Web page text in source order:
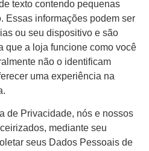
texto contendo pequenas
Essas informações podem ser
ou seu dispositivo e são
que a loja funcione como você
não o identificam
uma experiência na
de Privacidade, nós e nossos
mediante seu
seus Dados Pessoais de